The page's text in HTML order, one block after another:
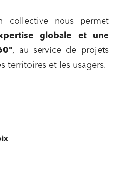
collective nous permet
globale et une
, au service de projets
territoires et les usagers.